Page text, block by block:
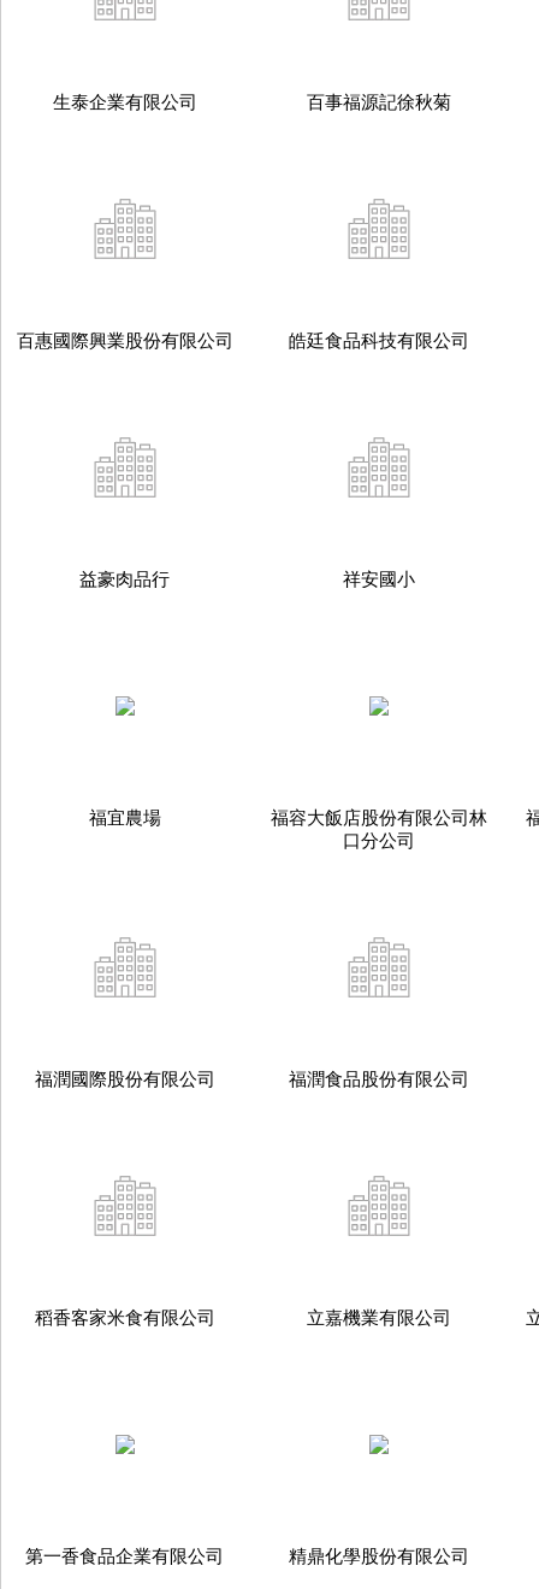
生泰企業有限公司 百事福源記徐秋菊
百惠國際興業股份有限公司 皓廷食品科技有限公司
益豪肉品行 祥安國小
福宜農場
福容大飯店股份有限公司林
口分公司
福潤國際股份有限公司 福潤食品股份有限公司
稻香客家米食有限公司 立嘉機業有限公司
第一香食品企業有限公司 精鼎化學股份有限公司